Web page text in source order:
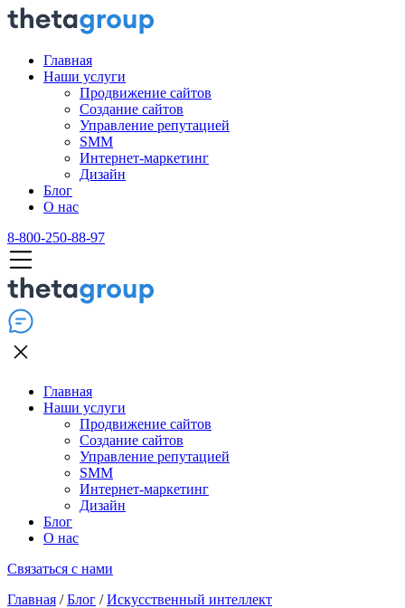
Главная
Наши услуги
Продвижение сайтов
Создание сайтов
Управление репутацией
SMM
Интернет-маркетинг
Дизайн
Блог
О нас
8-800-250-88-97
Главная
Наши услуги
Продвижение сайтов
Создание сайтов
Управление репутацией
SMM
Интернет-маркетинг
Дизайн
Блог
О нас
Связаться с нами
Главная /Блог /Искусственный интеллект